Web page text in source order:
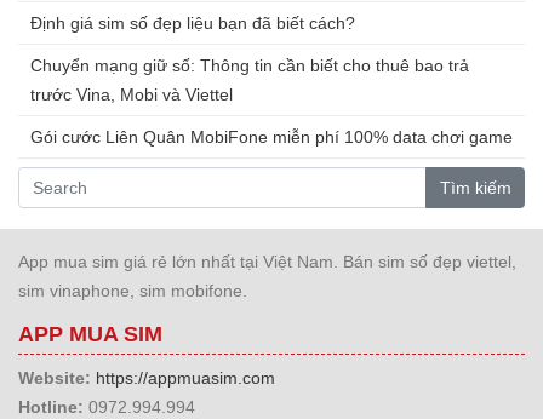
Định giá sim số đẹp liệu bạn đã biết cách?
Chuyển mạng giữ số: Thông tin cần biết cho thuê bao trả
trước Vina, Mobi và Viettel
Gói cước Liên Quân MobiFone miễn phí 100% data chơi game
Tìm kiếm
App mua sim giá rẻ lớn nhất tại Việt Nam. Bán sim số đẹp viettel,
sim vinaphone, sim mobifone.
APP MUA SIM
Website: https://appmuasim.com
Hotline: 0972.994.994